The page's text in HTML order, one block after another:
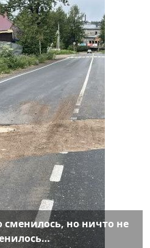
но ничто не